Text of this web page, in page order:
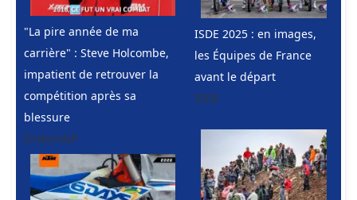
"La pire année de ma
carrière" : Steve Holcombe,
impatient de retrouver la
compétition après sa
blessure
EnduroGP
ISDE 2025 : en images,
les Équipes de France
avant le départ
ISDE